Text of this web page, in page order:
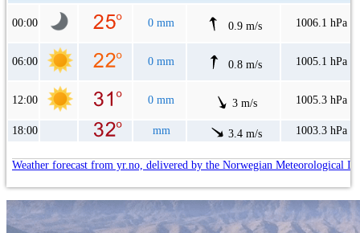
00:00 0 mm 0.9 m/s 1006.1 hPa
06:00 0 mm 0.8 m/s 1005.1 hPa
12:00 0 mm 3 m/s 1005.3 hPa
18:00 mm 3.4 m/s 1003.3 hPa
Weather forecast from yr.no, delivered by the Norwegian Meteorological